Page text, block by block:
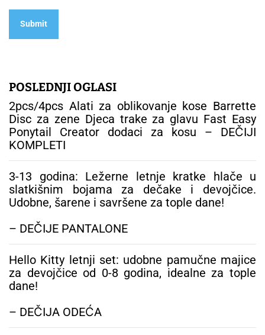
POSLEDNJI OGLASI
2pcs/4pcs Alati za oblikovanje kose Barrette
Disc za zene Djeca trake za glavu Fast Easy
Ponytail Creator dodaci za kosu – DEČIJI
KOMPLETI
3-13 godina: Ležerne letnje kratke hlače u
slatkišnim bojama za dečake i devojčice.
Udobne, šarene i savršene za tople dane!
– DEČIJE PANTALONE
Hello Kitty letnji set: udobne pamučne majice
za devojčice od 0-8 godina, idealne za tople
dane!
– DEČIJA ODEĆA